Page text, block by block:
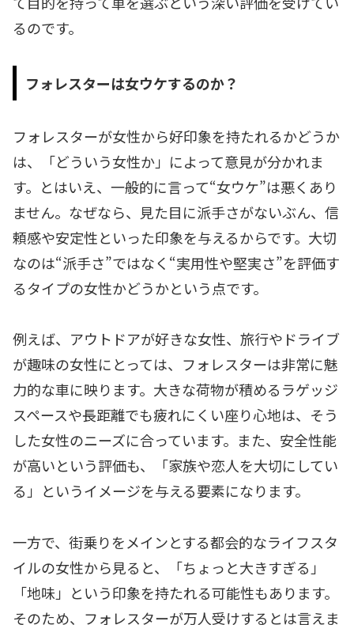
るのです。
フォレスターは女ウケするのか？
フォレスターが女性から好印象を持たれるかどうか
は、「どういう女性か」によって意見が分かれま
す。とはいえ、一般的に言って“女ウケ”は悪くあり
ません。なぜなら、見た目に派手さがないぶん、信
頼感や安定性といった印象を与えるからです。大切
なのは“派手さ”ではなく“実用性や堅実さ”を評価す
るタイプの女性かどうかという点です。
例えば、アウトドアが好きな女性、旅行やドライブ
が趣味の女性にとっては、フォレスターは非常に魅
力的な車に映ります。大きな荷物が積めるラゲッジ
スペースや長距離でも疲れにくい座り心地は、そう
した女性のニーズに合っています。また、安全性能
が高いという評価も、「家族や恋人を大切にしてい
る」というイメージを与える要素になります。
一方で、街乗りをメインとする都会的なライフスタ
イルの女性から見ると、「ちょっと大きすぎる」
「地味」という印象を持たれる可能性もあります。
そのため、フォレスターが万人受けするとは言えま